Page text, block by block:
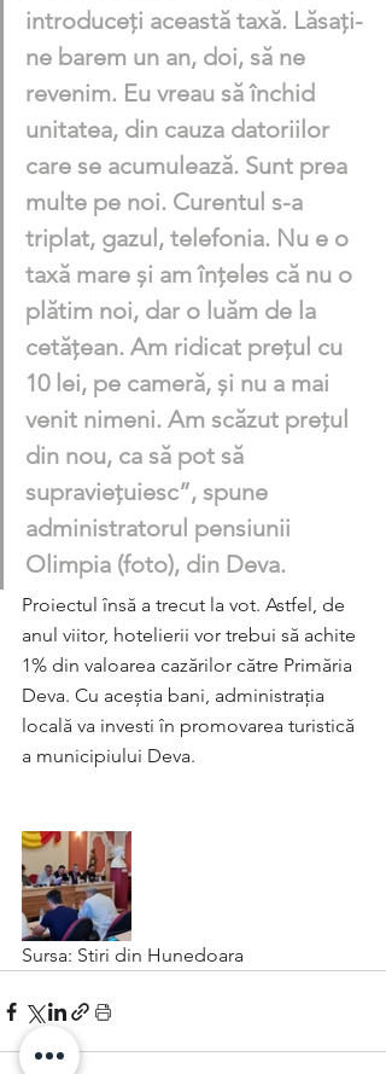
introduceți această taxă. Lăsați-
ne barem un an, doi, să ne
revenim. Eu vreau să închid
unitatea, din cauza datoriilor
care se acumulează. Sunt prea
multe pe noi. Curentul s-a
triplat, gazul, telefonia. Nu e o
taxă mare și am înțeles că nu o
plătim noi, dar o luăm de la
cetățean. Am ridicat prețul cu
10 lei, pe cameră, și nu a mai
venit nimeni. Am scăzut prețul
din nou, ca să pot să
supraviețuiesc”, spune
administratorul pensiunii
Olimpia (foto), din Deva.
Proiectul însă a trecut la vot. Astfel, de
anul viitor, hotelierii vor trebui să achite
1% din valoarea cazărilor către Primăria
Deva. Cu aceștia bani, administrația
locală va investi în promovarea turistică
a municipiului Deva.
Sursa: Stiri din Hunedoara